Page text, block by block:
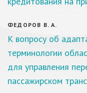
ФЕДОРОВ В. А.
К вопросу об
терминологии
для управления
пассажирском